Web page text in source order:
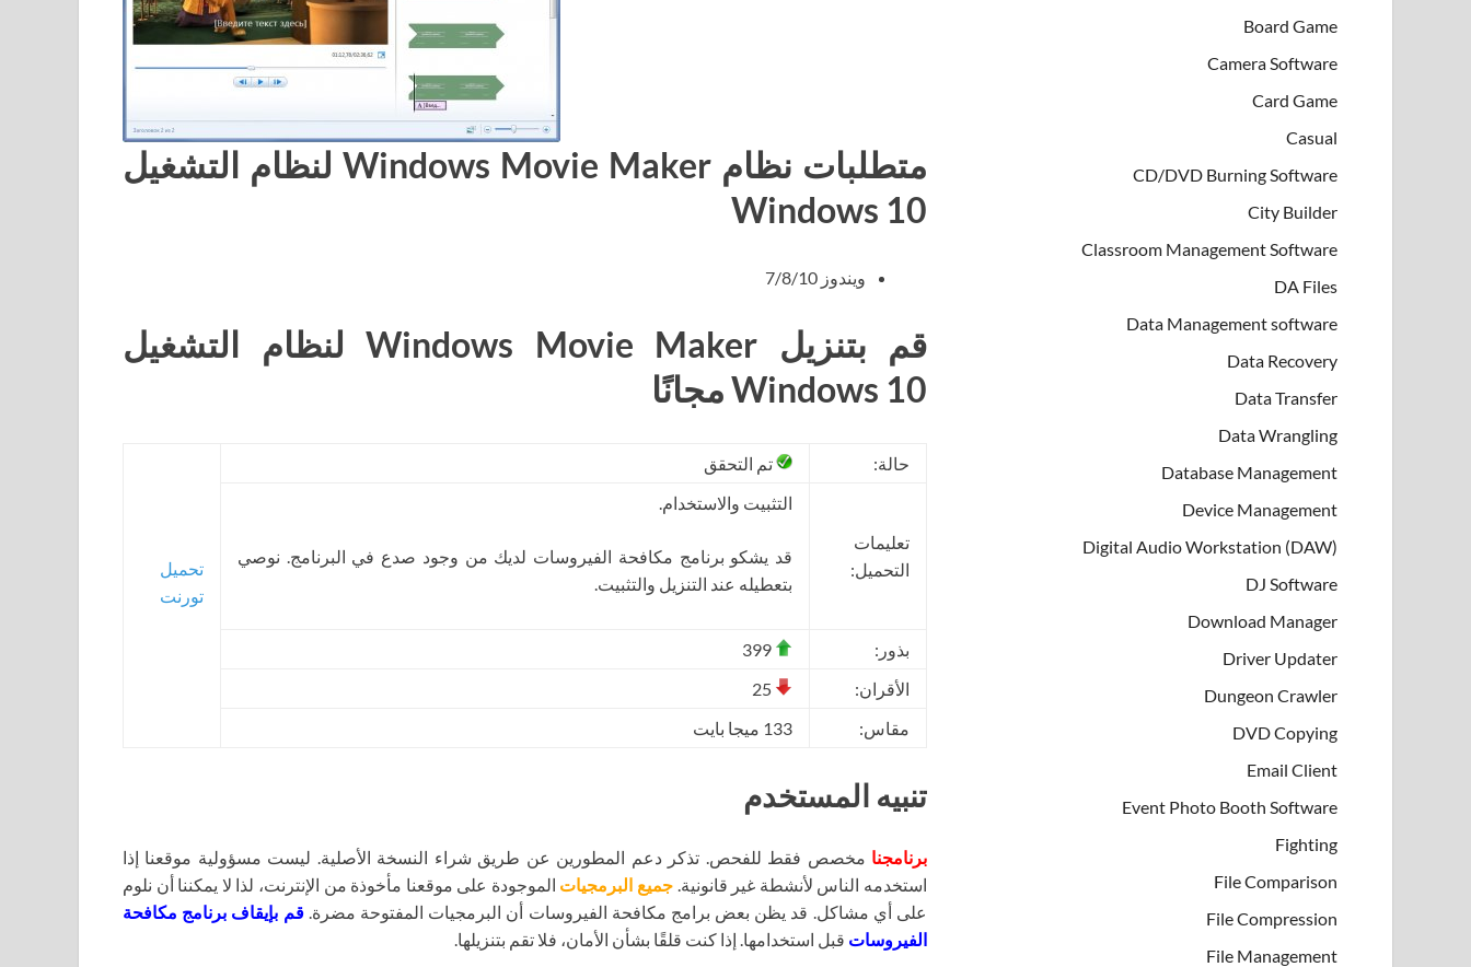
متطلبات نظام Windows Movie Maker لنظام التشغيل
Windows 10
ويندوز 7/8/10
قم بتنزيل Windows Movie Maker لنظام التشغيل
Windows 10 مجانًا
حالة: تم التحقق
تحميل
تورنت
تعليمات
التحميل:
التثبيت والاستخدام.
قد يشكو برنامج مكافحة الفيروسات لديك من وجود صدع في البرنامج. نوصي
بتعطيله عند التنزيل والتثبيت.
بذور:
الأقران:
مقاس:
133 ميجا بايت
تنبيه المستخدم
برنامجنا مخصص فقط للفحص. تذكر دعم المطورين عن طريق شراء النسخة الأصلية. ليست مسؤولية موقعنا إذا
استخدمه الناس لأنشطة غير قانونية. جميع البرمجيات الموجودة على موقعنا مأخوذة من الإنترنت، لذا لا يمكننا أن نلوم
على أي مشاكل. قد يظن بعض برامج مكافحة الفيروسات أن البرمجيات المفتوحة مضرة.قم بإيقاف برنامج مكافحة
الفيروسات قبل استخدامها. إذا كنت قلقًا بشأن الأمان، فلا تقم بتنزيلها.
Board Game
Camera Software
Card Game
Casual
CD/DVD Burning Software
City Builder
Classroom Management Software
DA Files
Data Management software
Data Recovery
Data Transfer
Data Wrangling
Database Management
Device Management
Digital Audio Workstation (DAW)
DJ Software
Download Manager
Driver Updater
Dungeon Crawler
DVD Copying
Email Client
Event Photo Booth Software
Fighting
File Comparison
File Compression
File Management